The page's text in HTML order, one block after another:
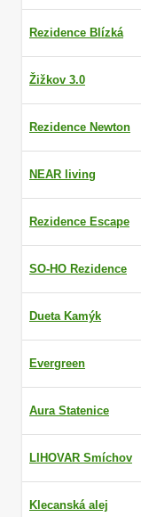
Rezidence Blízká
Žižkov 3.0
Rezidence Newton
NEAR living
Rezidence Escape
SO-HO Rezidence
Dueta Kamýk
Evergreen
Aura Statenice
LIHOVAR Smíchov
Klecanská alej